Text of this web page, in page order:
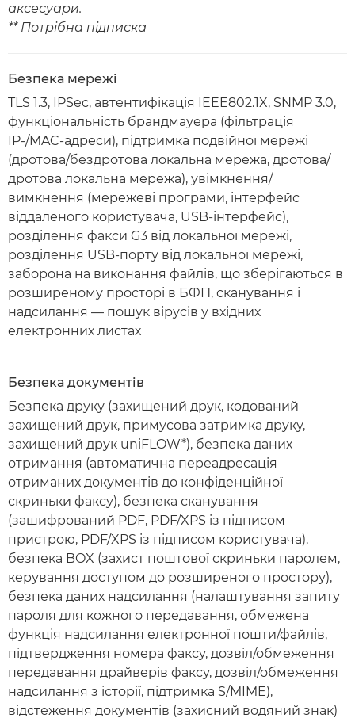
аксесуари.
** Потрібна підписка
Безпека мережі
TLS 1.3, IPSec, автентифікація IEEE802.1X, SNMP 3.0,
функціональність брандмауера (фільтрація
IP-/MAC-адреси), підтримка подвійної мережі
(дротова/бездротова локальна мережа, дротова/
дротова локальна мережа), увімкнення/
вимкнення (мережеві програми, інтерфейс
віддаленого користувача, USB-інтерфейс),
розділення факси G3 від локальної мережі,
розділення USB-порту від локальної мережі,
заборона на виконання файлів, що зберігаються в
розширеному просторі в БФП, сканування і
надсилання — пошук вірусів у вхідних
електронних листах
Безпека документів
Безпека друку (захищений друк, кодований
захищений друк, примусова затримка друку,
захищений друк uniFLOW*), безпека даних
отримання (автоматична переадресація
отриманих документів до конфіденційної
скриньки факсу), безпека сканування
(зашифрований PDF, PDF/XPS із підписом
пристрою, PDF/XPS із підписом користувача),
безпека BOX (захист поштової скриньки паролем,
керування доступом до розширеного простору),
безпека даних надсилання (налаштування запиту
пароля для кожного передавання, обмежена
функція надсилання електронної пошти/файлів,
підтвердження номера факсу, дозвіл/обмеження
передавання драйверів факсу, дозвіл/обмеження
надсилання з історії, підтримка S/MIME),
відстеження документів (захисний водяний знак)